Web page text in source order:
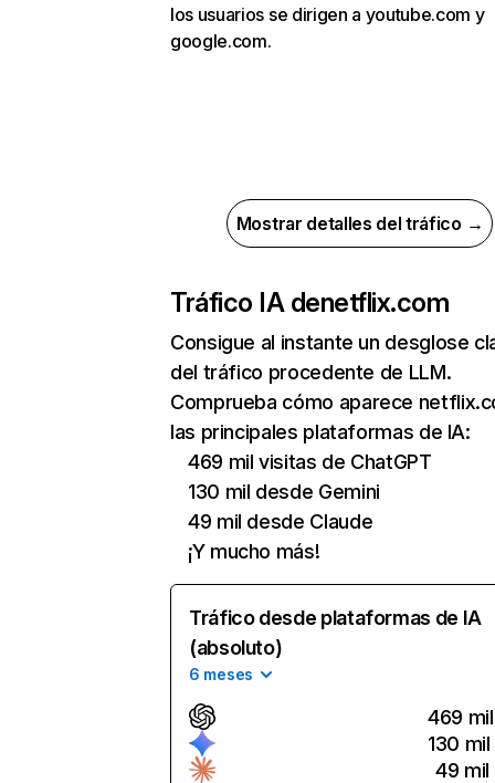
los usuarios se dirigen a youtube.com y
google.com.
Mostrar detalles del tráfico →
Tráfico IA denetflix.com
Consigue al instante un desglose
del tráfico procedente de LLM.
Comprueba cómo aparece
las principales plataformas de IA:
469 mil visitas de ChatGPT
130 mil desde Gemini
49 mil desde Claude
¡Y mucho más!
Tráfico desde plataformas de IA
(absoluto)
6 meses
469 mil
130 mil
49 mil